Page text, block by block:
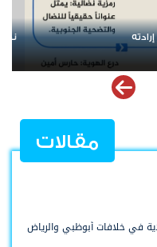
الكبرى
مقالات
في خلافات أبوظبي والرياض